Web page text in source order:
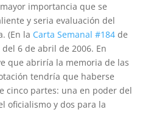
importancia que se
y seria evaluación del
(En la Carta Semanal #184de
del 6 de abril de 2006. En
que abriría la memoria de las
tendría que haberse
cinco partes: una en poder del
oficialismo y dos para la